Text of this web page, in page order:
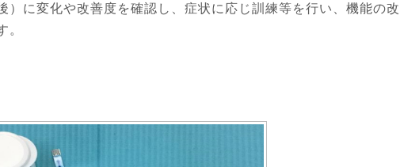
）に変化や改善度を確認し、症状に応じ訓練等を行い、機能の改
。